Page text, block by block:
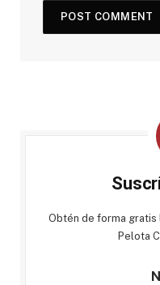
Obtén de forma gratis
Pelota